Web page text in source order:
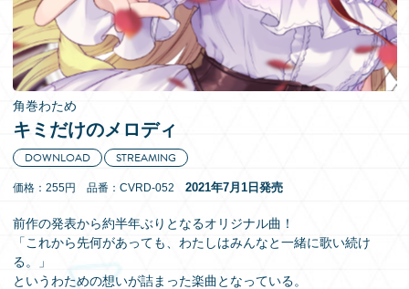
角巻わため
キミだけのメロディ
DOWNLOAD STREAMING
価格：255円 品番：CVRD-052 2021年7月1日発売
前作の発表から約半年ぶりとなるオリジナル曲！
「これから先何があっても、わたしはみんなと一緒に歌い続け
る。」
というわための想いが詰まった楽曲となっている。